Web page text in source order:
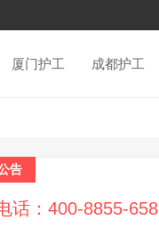
厦门护工 成都护工
告
话：400-8855-658